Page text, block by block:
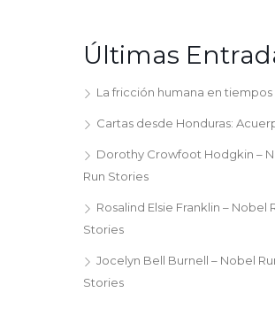
Últimas
La fricción humana en tiempos
Cartas desde Honduras:
Dorothy Crowfoot Hodgkin –
Run Stories
Rosalind Elsie Franklin – Nobel
Stories
Jocelyn Bell Burnell – Nobel
Stories